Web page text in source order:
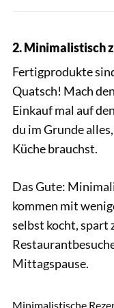
2. Minimalistisch
Fertigprodukte
Quatsch! Mach
Einkauf mal auf
du im Grunde
Küche brauchst.
Das Gute:
kommen mit
selbst kocht, spart
Mittagspause.
Minimalistische